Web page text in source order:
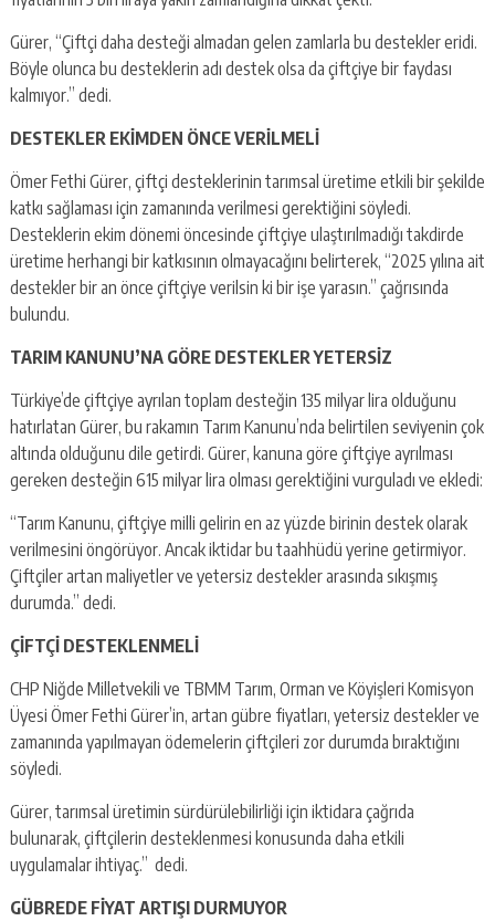
Gürer, “Çiftçi daha desteği almadan gelen zamlarla bu destekler eridi.
Böyle olunca bu desteklerin adı destek olsa da çiftçiye bir faydası
kalmıyor.” dedi.
DESTEKLER EKİMDEN ÖNCE VERİLMELİ
Ömer Fethi Gürer, çiftçi desteklerinin tarımsal üretime etkili bir şekilde
katkı sağlaması için zamanında verilmesi gerektiğini söyledi.
Desteklerin ekim dönemi öncesinde çiftçiye ulaştırılmadığı takdirde
üretime herhangi bir katkısının olmayacağını belirterek, “2025 yılına ait
destekler bir an önce çiftçiye verilsin ki bir işe yarasın.” çağrısında
bulundu.
TARIM KANUNU’NA GÖRE DESTEKLER YETERSİZ
Türkiye’de çiftçiye ayrılan toplam desteğin 135 milyar lira olduğunu
hatırlatan Gürer, bu rakamın Tarım Kanunu’nda belirtilen seviyenin çok
altında olduğunu dile getirdi. Gürer, kanuna göre çiftçiye ayrılması
gereken desteğin 615 milyar lira olması gerektiğini vurguladı ve ekledi:
“Tarım Kanunu, çiftçiye milli gelirin en az yüzde birinin destek olarak
verilmesini öngörüyor. Ancak iktidar bu taahhüdü yerine getirmiyor.
Çiftçiler artan maliyetler ve yetersiz destekler arasında sıkışmış
durumda.” dedi.
ÇİFTÇİ DESTEKLENMELİ
CHP Niğde Milletvekili ve TBMM Tarım, Orman ve Köyişleri Komisyon
Üyesi Ömer Fethi Gürer’in, artan gübre fiyatları, yetersiz destekler ve
zamanında yapılmayan ödemelerin çiftçileri zor durumda bıraktığını
söyledi.
Gürer, tarımsal üretimin sürdürülebilirliği için iktidara çağrıda
bulunarak, çiftçilerin desteklenmesi konusunda daha etkili
uygulamalar ihtiyaç.” dedi.
GÜBREDE FİYAT ARTIŞI DURMUYOR